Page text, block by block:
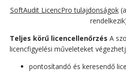
SoftAudit LicencPro tulajdonságok
Teljes körű licencellenőrzés A
licencfigyelési műveleteket
pontosítandó és keresendő